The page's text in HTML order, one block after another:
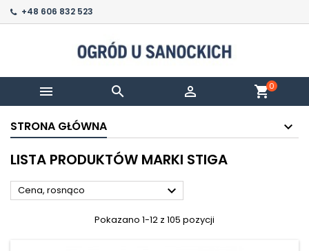
+48 606 832 523
   shopping_cart0
STRONA GŁÓWNA
LISTA PRODUKTÓW MARKI STIGA
Cena, rosnąco 
Pokazano 1-12 z 105 pozycji